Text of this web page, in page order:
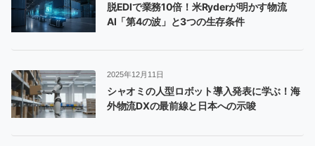
脱EDIで業務10倍！米Ryderが明かす物流
AI「第4の波」と3つの生存条件
2025年12月11日
シャオミの人型ロボット導入発表に学ぶ！海
外物流DXの最前線と日本への示唆